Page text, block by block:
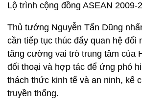
Lộ trình cộng đồng ASEAN
Thủ tướng Nguyễn Tấn Dũng
cần tiếp tục thúc đẩy quan hệ đối
tăng cường vai trò trung tâm của
đối thoại và hợp tác để ứng phó
thách thức kinh tế và an ninh, kể
truyền thống.